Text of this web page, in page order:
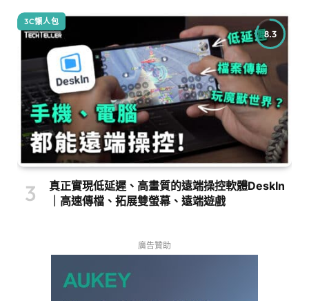
8.3
3C懶人包
真正實現低延遲、高畫質的遠端操控軟體DeskIn
｜高速傳檔、拓展雙螢幕、遠端遊戲
廣告贊助